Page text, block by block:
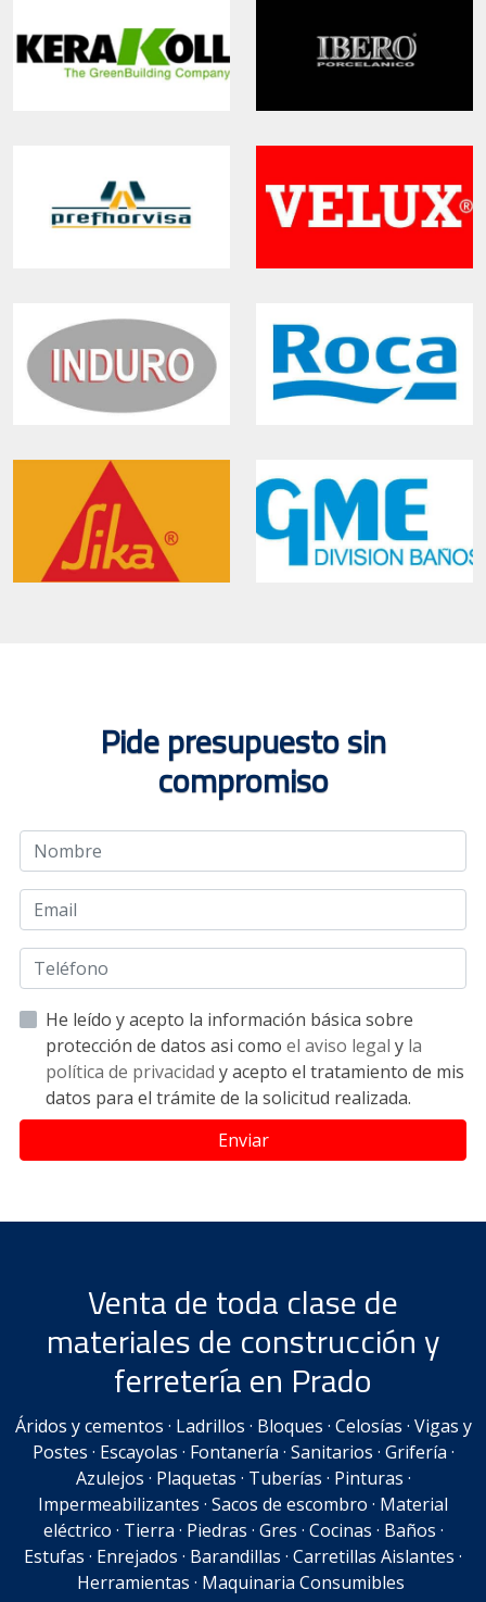
Pide presupuesto sin
compromiso
He leído y acepto la información básica sobre
protección de datos asi como el aviso legal y la
política de privacidad y acepto el tratamiento de mis
datos para el trámite de la solicitud realizada.
Enviar
Venta de toda clase de
materiales de construcción y
ferretería en Prado
Áridos y cementos · Ladrillos · Bloques · Celosías · Vigas y
Postes · Escayolas · Fontanería · Sanitarios · Grifería ·
Azulejos · Plaquetas · Tuberías · Pinturas ·
Impermeabilizantes · Sacos de escombro · Material
eléctrico · Tierra · Piedras · Gres · Cocinas · Baños ·
Estufas · Enrejados · Barandillas · Carretillas Aislantes ·
Herramientas · Maquinaria Consumibles